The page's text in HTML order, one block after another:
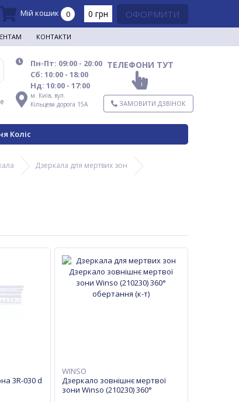
Мій кошик 0 0 грн ОФОРМИТИ
КОНТАКТИ
Пн-Пт: 09:00 - 20:00
Сб: 10:00 - 18:00
Нд: 10:00 - 17:00
м. Київ, вул.
Кільцева дорога 15А
ТЕЛЕФОНИ ТУТ
ЗАМОВИТИ ДЗВІНОК
Коліс
Дзеркала для мертвих зон
3R-030 d
WINSO
Дзеркало зовнішнє мертвої
зони Winso (210230) 360°